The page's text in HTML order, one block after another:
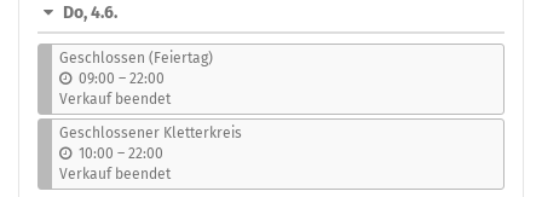
Do, 4.6.
Geschlossen (Feiertag)
09:00 –b
i
s
22:00
Verkauf beendet
Geschlossener Kletterkreis
10:00 –b
i
s
22:00
Verkauf beendet